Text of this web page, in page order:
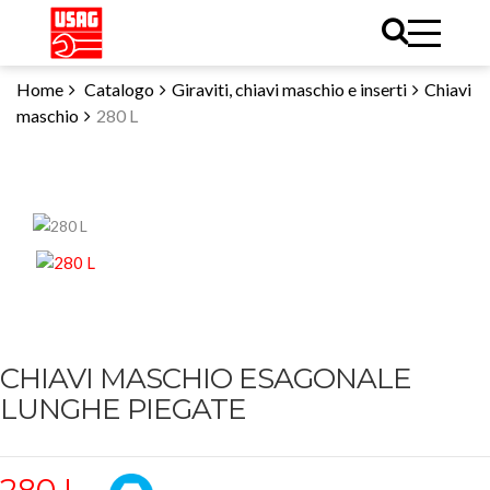
Home Catalogo Giraviti, chiavi maschio e inserti
Chiavi
maschio
280 L
CHIAVI MASCHIO ESAGONALE
LUNGHE PIEGATE